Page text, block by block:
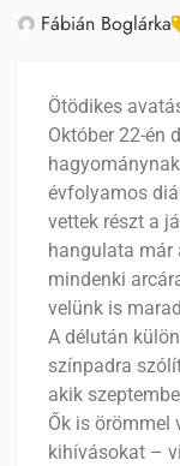
Fábián Boglárka
Ötödikes
Október 22-én
évfolyamos
vettek részt a
hangulata már
mindenki
velünk is
A délután
színpadra
akik
Ők is örömmel
kihívásokat –